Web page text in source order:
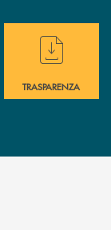
immediata ?
Hai bisogno di
TRASPARENZA